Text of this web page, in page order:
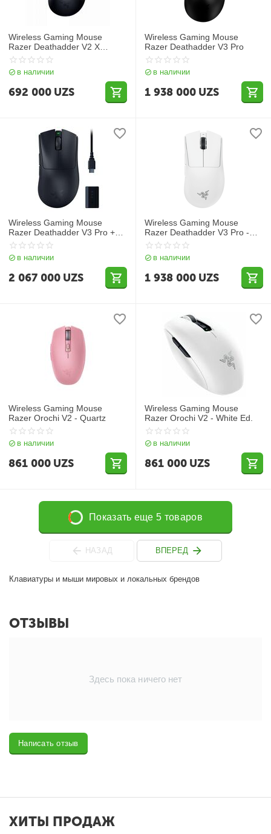
Клавиатуры и мыши мировых и локальных брендов
Wireless Gaming Mouse
Razer Deathadder V2 X
HyperSpeed
в наличии
692 000 UZS
Wireless Gaming Mouse
Razer Deathadder V3 Pro
в наличии
1 938 000 UZS
Wireless Gaming Mouse
Razer Deathadder V3 Pro +
HyperPolling Wireless Dongle
Bundle
в наличии
2 067 000 UZS
Wireless Gaming Mouse
Razer Deathadder V3 Pro -
White Ed.
в наличии
1 938 000 UZS
Wireless Gaming Mouse
Razer Orochi V2 - Quartz
в наличии
861 000 UZS
Wireless Gaming Mouse
Razer Orochi V2 - White Ed.
в наличии
861 000 UZS
Показать еще 5 товаров
НАЗАД ВПЕРЕД
ОТЗЫВЫ
Здесь пока ничего нет
Написать отзыв
ХИТЫ ПРОДАЖ